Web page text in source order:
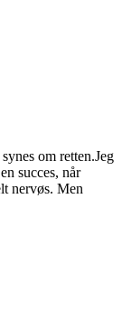
om retten.Jeg
succes, når
nervøs. Men